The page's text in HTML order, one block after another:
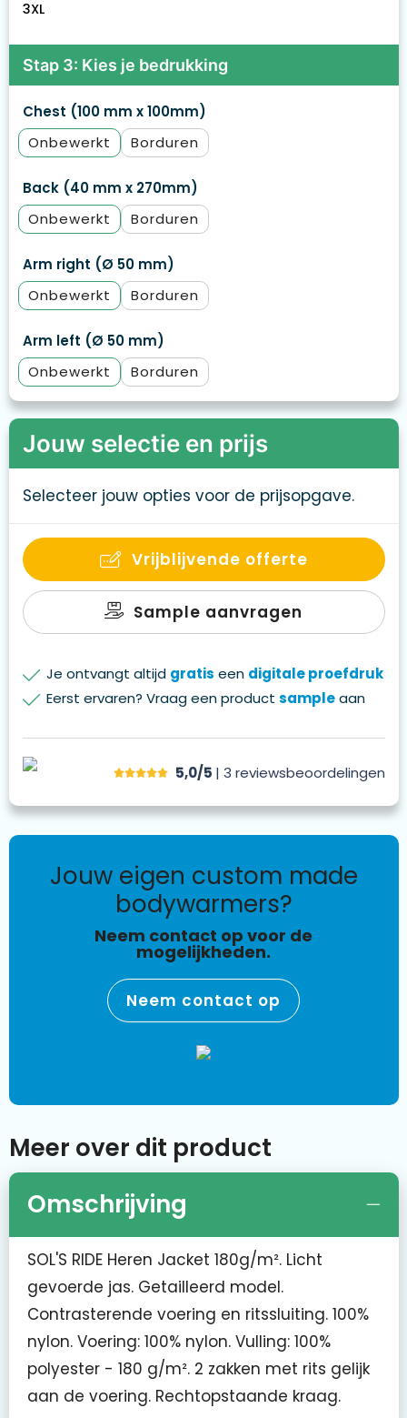
3XL
Stap 3: Kies je bedrukking
Chest (100 mm x 100mm)
Onbewerkt
Borduren
Back (40 mm x 270mm)
Onbewerkt
Borduren
Arm right (Ø 50 mm)
Onbewerkt
Borduren
Arm left (Ø 50 mm)
Onbewerkt
Borduren
Jouw selectie en prijs
Selecteer jouw opties voor de prijsopgave.
Vrijblijvende offerte
Sample aanvragen
Je ontvangt altijd gratis een digitale proefdruk
Eerst ervaren? Vraag een product sampleaan
5,0/5 | 3 reviewsbeoordelingen
jouw eigen custom made
bodywarmers?
Neem contact op voor de
mogelijkheden.
Neem contact op
Meer over dit product
Omschrijving
SOL'S RIDE Heren Jacket 180g/m². Licht
gevoerde jas. Getailleerd model.
Contrasterende voering en ritssluiting. 100%
nylon. Voering: 100% nylon. Vulling: 100%
polyester - 180 g/m². 2 zakken met rits gelijk
aan de voering. Rechtopstaande kraag.